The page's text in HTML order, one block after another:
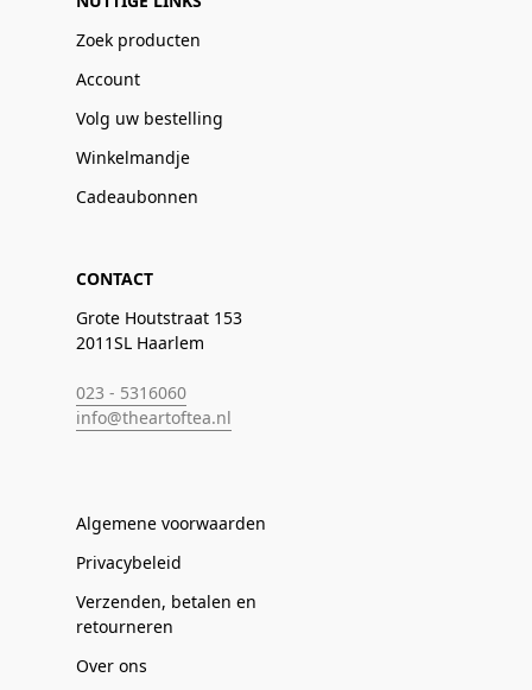
Zoek producten
Account
Volg uw bestelling
Winkelmandje
Cadeaubonnen
CONTACT
Grote Houtstraat 153
2011SL Haarlem
023 - 5316060
info@theartoftea.nl
Algemene voorwaarden
Privacybeleid
Verzenden, betalen en
retourneren
Over ons